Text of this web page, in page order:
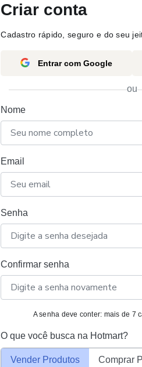
Criar conta
Cadastro rápido, seguro e do seu
Entrar com Google
ou
Nome
Email
Senha
Confirmar senha
A senha deve conter: mais de 7
O que você busca na Hotmart?
Vender Produtos Comprar